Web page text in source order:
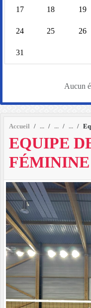
Accueil
EQUIPE
FÉMININE
17 18 19
24 25 26
31
Aucun